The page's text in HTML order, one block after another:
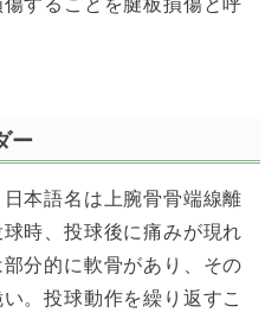
することを腱板損傷と呼
ー
本語名は上腕骨骨端線離
時、投球後に痛みが現れ
分的に軟骨があり、その
。投球動作を繰り返すこ